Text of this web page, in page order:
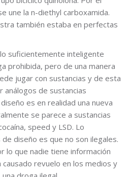
une la n-diethyl carboxamida.
también estaba en perfectas
suficientemente inteligente
prohibida, pero de una manera
jugar con sustancias y de esta
análogos de sustancias
es en realidad una nueva
se parece a sustancias
speed y LSD. Lo
diseño es que no son ilegales.
lo que nadie tiene información
revuelo en los medios y